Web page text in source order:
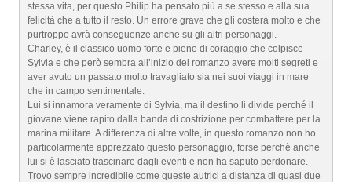
stessa vita, per questo Philip ha pensato più a se stesso e alla sua
felicità che a tutto il resto. Un errore grave che gli costerà molto e che
purtroppo avrà conseguenze anche su gli altri personaggi.
Charley, è il classico uomo forte e pieno di coraggio che colpisce
Sylvia e che però sembra all’inizio del romanzo avere molti segreti e
aver avuto un passato molto travagliato sia nei suoi viaggi in mare
che in campo sentimentale.
Lui si innamora veramente di Sylvia, ma il destino li divide perché il
giovane viene rapito dalla banda di costrizione per combattere per la
marina militare. A differenza di altre volte, in questo romanzo non ho
particolarmente apprezzato questo personaggio, forse perchè anche
lui si è lasciato trascinare dagli eventi e non ha saputo perdonare.
Trovo sempre incredibile come queste autrici a distanza di quasi due